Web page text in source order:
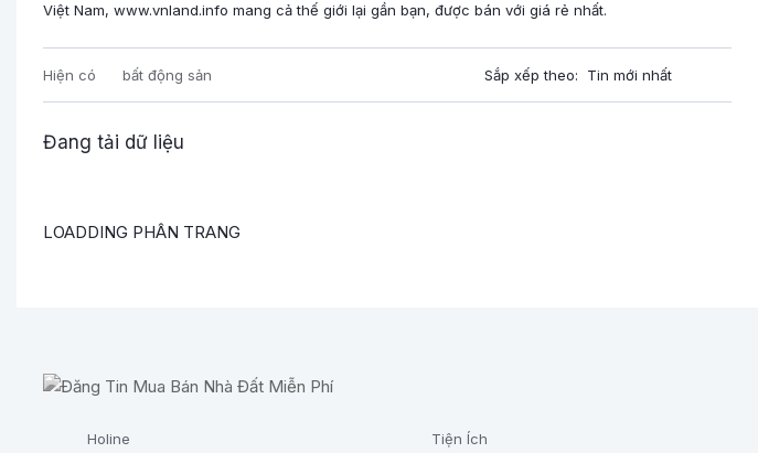
Việt Nam, www.vnland.info mang cả thế giới lại gần bạn, được bán với giá rẻ nhất.
Hiện có bất động sản Sắp xếp theo:
Đang tải dữ liệu
LOADDING PHÂN TRANG
Holine Tiện Ích